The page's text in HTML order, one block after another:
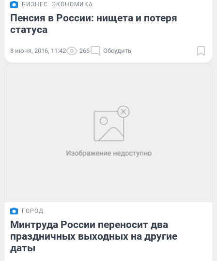
БИЗНЕС ЭКОНОМИКА
Пенсия в России: нищета и потеря
статуса
8 июня, 2016, 11:42 266 Обсудить
ГОРОД
Минтруда России переносит два
праздничных выходных на другие
даты